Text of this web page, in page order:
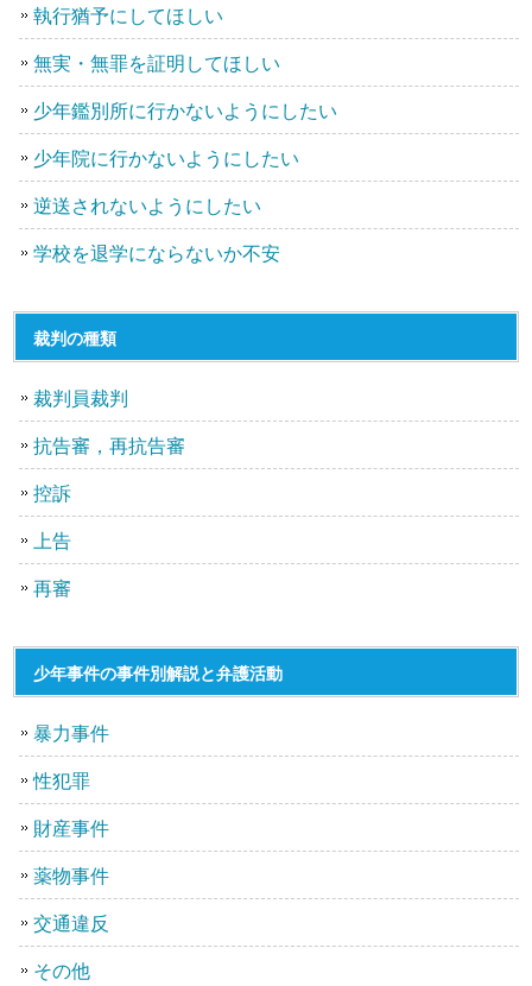
執行猶予にしてほしい
無実・無罪を証明してほしい
少年鑑別所に行かないようにしたい
少年院に行かないようにしたい
逆送されないようにしたい
学校を退学にならないか不安
裁判の種類
裁判員裁判
抗告審，再抗告審
控訴
上告
再審
少年事件の事件別解説と弁護活動
暴力事件
性犯罪
財産事件
薬物事件
交通違反
その他